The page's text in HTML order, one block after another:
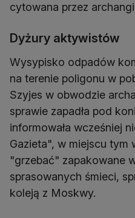
cytowana przez
Dyżury aktywistów
Wysypisko odpadów
na terenie poligonu w
Szyjes w obwodzie
sprawie zapadła pod
informowała wcześniej
Gazieta", w miejscu tym
"grzebać" zapakowane
sprasowanych śmieci,
koleją z Moskwy.